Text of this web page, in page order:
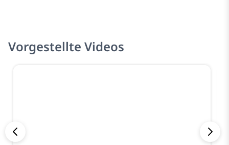
Vorgestellte Videos